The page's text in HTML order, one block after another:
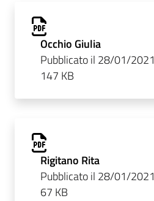
Occhio Giulia
Pubblicato il 28/01/2021
147 KB
Rigitano Rita
Pubblicato il 28/01/2021
67 KB